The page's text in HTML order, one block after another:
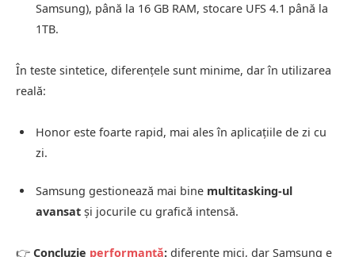
Samsung), până la 16 GB RAM, stocare UFS 4.1 până la
1TB.
În teste sintetice, diferențele sunt minime, dar în utilizarea
reală:
Honor este foarte rapid, mai ales în aplicațiile de zi cu
zi.
Samsung gestionează mai bine multitasking-ul
avansat și jocurile cu grafică intensă.
👉 Concluzie performanță: diferențe mici, dar Samsung e